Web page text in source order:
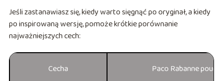
Jeśli zastanawiasz się, kiedy warto sięgnąć po oryginał, a kiedy
po inspirowaną wersję, pomoże krótkie porównanie
najważniejszych cech:
Cecha Paco Rabanne pour